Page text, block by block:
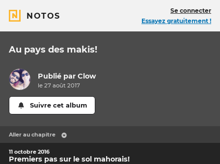
NOTOS
Se connecter
Essayez gratuitement !
Au pays des makis!
Publié parClow
le 27 août 2017
Suivre cet album
Aller au chapitre
11 octobre 2016
Premiers pas sur le sol mahorais!